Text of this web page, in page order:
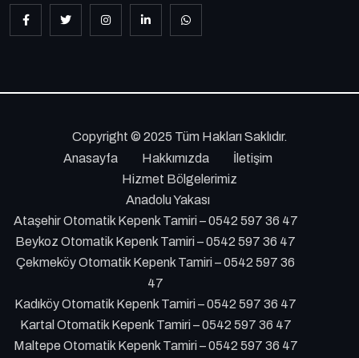
Copyright © 2025 Tüm Hakları Saklıdır.
Anasayfa
Hakkımızda
İletişim
Hizmet Bölgelerimiz
Anadolu Yakası
Ataşehir Otomatik Kepenk Tamiri – 0542 597 36 47
Beykoz Otomatik Kepenk Tamiri – 0542 597 36 47
Çekmeköy Otomatik Kepenk Tamiri – 0542 597 36
47
Kadıköy Otomatik Kepenk Tamiri – 0542 597 36 47
Kartal Otomatik Kepenk Tamiri – 0542 597 36 47
Maltepe Otomatik Kepenk Tamiri – 0542 597 36 47